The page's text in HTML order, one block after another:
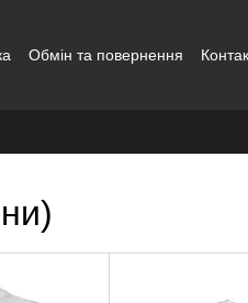
Обмін та повернення